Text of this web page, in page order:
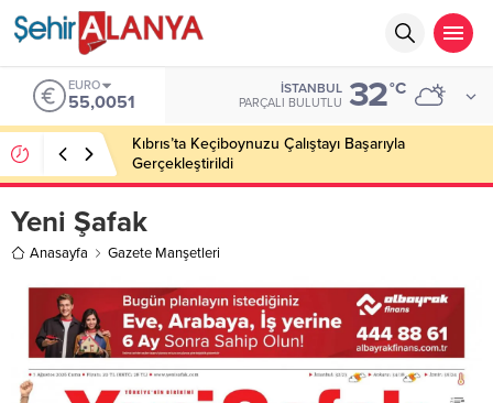
EURO
55,0051
İSTANBUL
PARÇALI BULUTLU 32°C
Kıbrıs’ta Keçiboynuzu Çalıştayı Başarıyla
Gerçekleştirildi
Yeni Şafak
Anasayfa Gazete Manşetleri